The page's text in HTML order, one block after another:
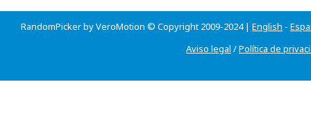
RandomPicker by VeroMotion © Copyright 2009-2024 | English -
Aviso legal /Política de